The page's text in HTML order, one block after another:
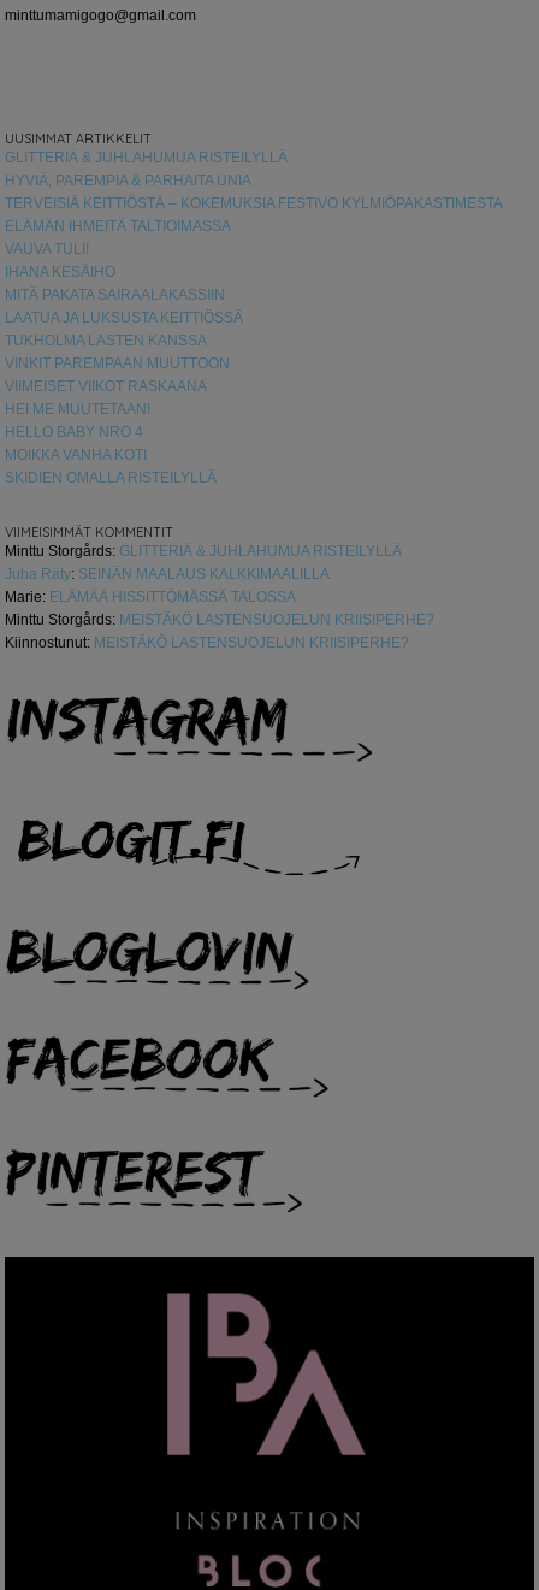
minttumamigogo@gmail.com
UUSIMMAT ARTIKKELIT
GLITTERIÄ & JUHLAHUMUA RISTEILYLLÄ
HYVIÄ, PAREMPIA & PARHAITA UNIA
TERVEISIÄ KEITTIÖSTÄ – KOKEMUKSIA FESTIVO KYLMIÖPAKASTIMESTA
ELÄMÄN IHMEITÄ TALTIOIMASSA
VAUVA TULI!
IHANA KESÄIHO
MITÄ PAKATA SAIRAALAKASSIIN
LAATUA JA LUKSUSTA KEITTIÖSSÄ
TUKHOLMA LASTEN KANSSA
VINKIT PAREMPAAN MUUTTOON
VIIMEISET VIIKOT RASKAANA
HEI ME MUUTETAAN!
HELLO BABY NRO 4
MOIKKA VANHA KOTI
SKIDIEN OMALLA RISTEILYLLÄ
VIIMEISIMMÄT KOMMENTIT
Minttu Storgårds: GLITTERIÄ & JUHLAHUMUA RISTEILYLLÄ
Juha Räty: SEINÄN MAALAUS KALKKIMAALILLA
Marie: ELÄMÄÄ HISSITTÖMÄSSÄ TALOSSA
Minttu Storgårds: MEISTÄKÖ LASTENSUOJELUN KRIISIPERHE?
Kiinnostunut: MEISTÄKÖ LASTENSUOJELUN KRIISIPERHE?